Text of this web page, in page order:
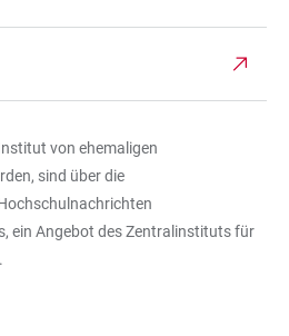
von ehemaligen
sind über die
ein Angebot des Zentralinstituts für